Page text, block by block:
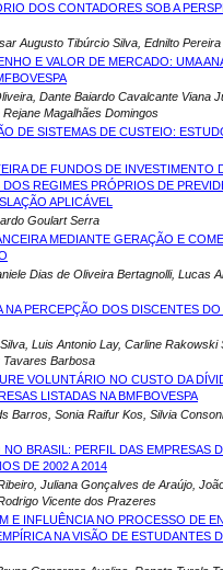
DOS CONTADORES SOB A
Augusto Tibúrcio Silva, Ednilto
E VALOR DE MERCADO: UMA
Dante Baiardo Cavalcante Viana
Magalhães Domingos
DE SISTEMAS DE CUSTEIO:
DE FUNDOS DE INVESTIMENTO
REGIMES PRÓPRIOS DE
APLICÁVEL
Goulart Serra
MEDIANTE GERAÇÃO E
Dias de Oliveira Bertagnolli, Lucas
NA PERCEPÇÃO DOS DISCENTES
Luis Antonio Lay, Carline Rakowski
Tavares Barbosa
VOLUNTÁRIO NO CUSTO DA
LISTADAS NA BMFBOVESPA
Barros, Sonia Raifur Kos, Silvia
BRASIL: PERFIL DAS EMPRESAS
DE 2002 A 2014
Juliana Gonçalves de Araújo,
Vicente dos Prazeres
E INFLUÊNCIA NO PROCESSO DE
NA VISÃO DE ESTUDANTES